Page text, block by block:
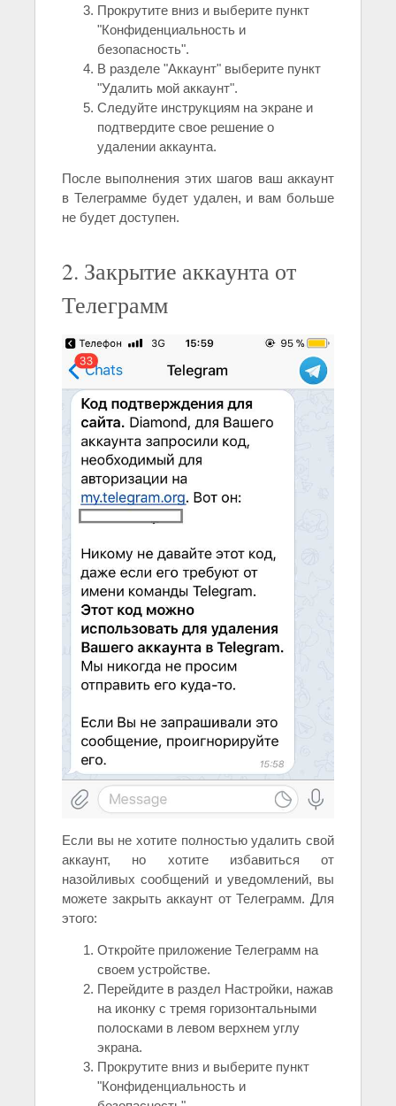
Прокрутите вниз и выберите пункт
"Конфиденциальность и
безопасность".
В разделе "Аккаунт" выберите пункт
"Удалить мой аккаунт".
Следуйте инструкциям на экране и
подтвердите свое решение о
удалении аккаунта.
После выполнения этих шагов ваш аккаунт
в Телеграмме будет удален, и вам больше
не будет доступен.
2. Закрытие аккаунта от
Телеграмм
Если вы не хотите полностью удалить свой
аккаунт, но хотите избавиться от
назойливых сообщений и уведомлений, вы
можете закрыть аккаунт от Телеграмм. Для
этого:
Откройте приложение Телеграмм на
своем устройстве.
Перейдите в раздел Настройки, нажав
на иконку с тремя горизонтальными
полосками в левом верхнем углу
экрана.
Прокрутите вниз и выберите пункт
"Конфиденциальность и